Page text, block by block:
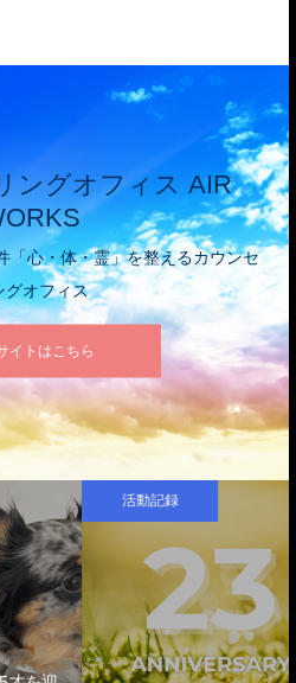
ングオフィス AIR
「心・体・霊」を整えるカウンセ
グオフィス
イトはこちら
活動記録